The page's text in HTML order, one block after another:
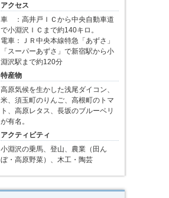
アクセス
車 ：高井戸ＩＣから中央自動車道
で小淵沢ＩＣまで約140キロ。
電車：ＪＲ中央本線特急「あずさ」
「スーパーあずさ」で新宿駅から小
淵沢駅まで約120分
特産物
高原気候を生かした浅尾ダイコン、
米、須玉町のりんご、高根町のトマ
ト、高原レタス、長坂のブルーベリ
が有名。
アクティビティ
小淵沢の乗馬、登山、農業（田ん
ぼ・高原野菜）、木工・陶芸